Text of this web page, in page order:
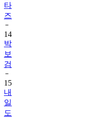
타
즈
14
박
보
검
15
내
일
도